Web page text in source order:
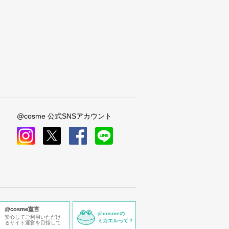
@cosme 公式SNSアカウント
@cosme宣言
安心してご利用いただけ
るサイト運営を目指して
@cosmeの
ミカエルって？